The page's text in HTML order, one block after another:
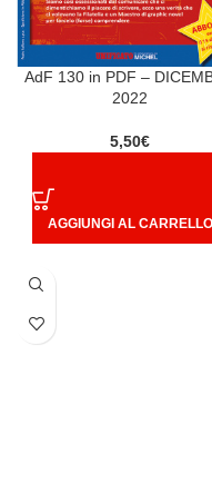
AdF 130 in PDF –
2022
5,50€
AGGIUNGI AL CARRELLO